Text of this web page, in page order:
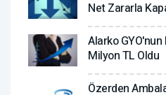
Net Zararla
Alarko GYO'nun
Milyon TL Oldu
Özerden